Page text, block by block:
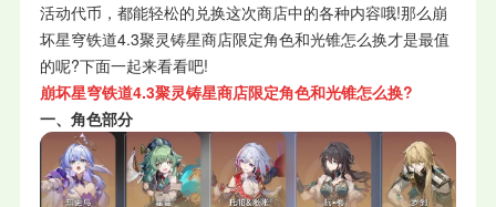
活动代币，都能轻松的兑换这次商店中的各种内容哦!那么崩
坏星穹铁道4.3聚灵铸星商店限定角色和光锥怎么换才是最值
的呢?下面一起来看看吧!
崩坏星穹铁道4.3聚灵铸星商店限定角色和光锥怎么换?
一、角色部分